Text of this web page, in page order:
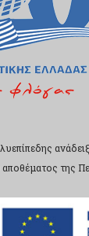
αποθέματος της